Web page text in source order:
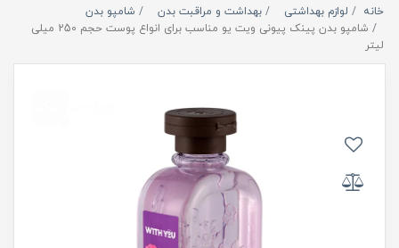
خانه لوازم بهداشتی بهداشت و مراقبت بدن
شامپو بدن
شامپو بدن پینک پیونی ویت یو مناسب برای انواع پوست حجم 250 میلی
لیتر